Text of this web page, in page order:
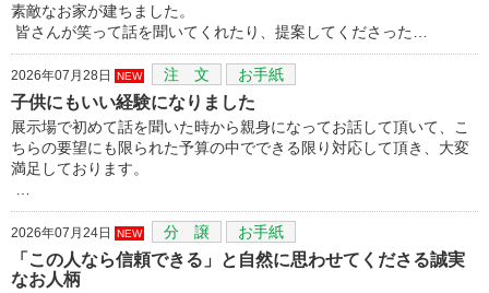
素敵なお家が建ちました。
皆さんが笑って話を聞いてくれたり、提案してくださった…
2026年07月28日 NEW 注 文 お手紙
子供にもいい経験になりました
展示場で初めて話を聞いた時から親身になってお話して頂いて、こ
ちらの要望にも限られた予算の中でできる限り対応して頂き、大変
満足しております。
2026年07月24日 NEW 分 譲 お手紙
「この人なら信頼できる」と自然に思わせてくださる誠実
なお人柄